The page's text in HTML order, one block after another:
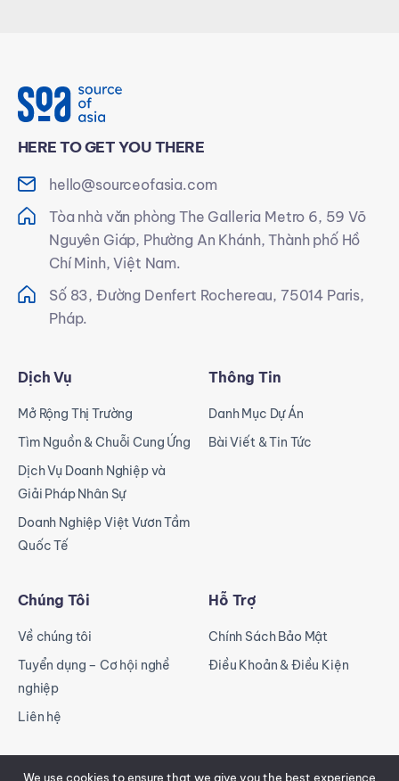
HERE TO GET YOU THERE
hello@sourceofasia.com
Tòa nhà văn phòng The Galleria Metro 6, 59 Võ
Nguyên Giáp, Phường An Khánh, Thành phố Hồ
Chí Minh, Việt Nam.
Số 83, Đường Denfert Rochereau, 75014 Paris,
Pháp.
Dịch Vụ
Mở Rộng Thị Trường
Tìm Nguồn & Chuỗi Cung Ứng
Dịch Vụ Doanh Nghiệp và
Giải Pháp Nhân Sự
Doanh Nghiệp Việt Vươn Tầm
Quốc Tế
Thông Tin
Danh Mục Dự Án
Bài Viết & Tin Tức
Chúng Tôi
Về chúng tôi
Tuyển dụng – Cơ hội nghề
nghiệp
Liên hệ
Hỗ Trợ
Chính Sách Bảo Mật
Điều Khoản & Điều Kiện
We use cookies to ensure that we give you the best experience